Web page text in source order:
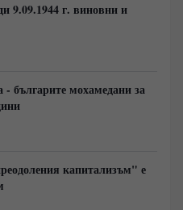
9.09.1944 г. виновни и
българите мохамедани за
капитализъм" е